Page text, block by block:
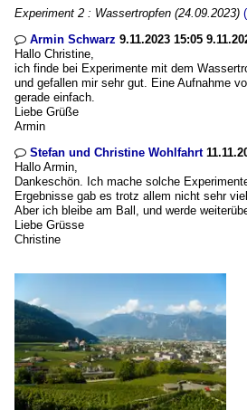
Experiment 2 : Wassertropfen (24.09.2023)
 Armin Schwarz 9.11.2023 15:05
Hallo Christine,
ich finde bei Experimente mit dem
und gefallen mir sehr gut. Eine Aufnahme
gerade einfach.
Liebe Grüße
Armin
 Stefan und Christine Wohlfahrt
Hallo Armin,
Dankeschön. Ich mache solche
Ergebnisse gab es trotz allem nicht sehr
Aber ich bleibe am Ball, und werde
Liebe Grüsse
Christine